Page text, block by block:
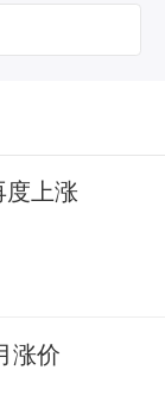
度上涨
涨价